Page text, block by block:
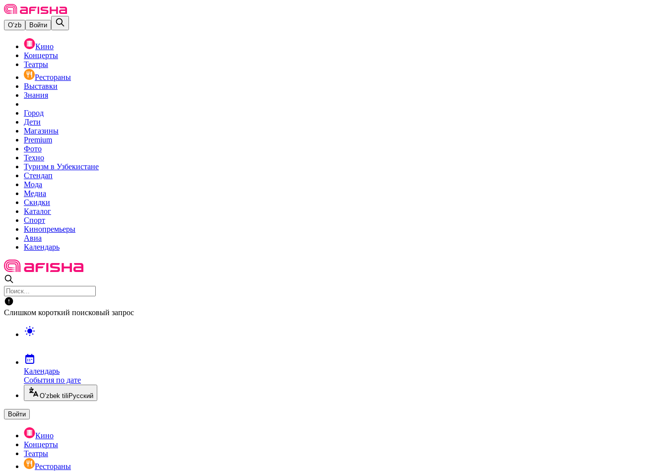
O‘zb Войти
Кино
Концерты
Театры
Рестораны
Выставки
Знания
Город
Дети
Магазины
Premium
Фото
Техно
Туризм в Узбекистане
Стендап
Мода
Медиа
Скидки
Каталог
Спорт
Кинопремьеры
Авиа
Календарь
Слишком короткий поисковый запрос
Календарь
События по дате
O’zbek tili Русский
Войти
Кино
Концерты
Театры
Рестораны